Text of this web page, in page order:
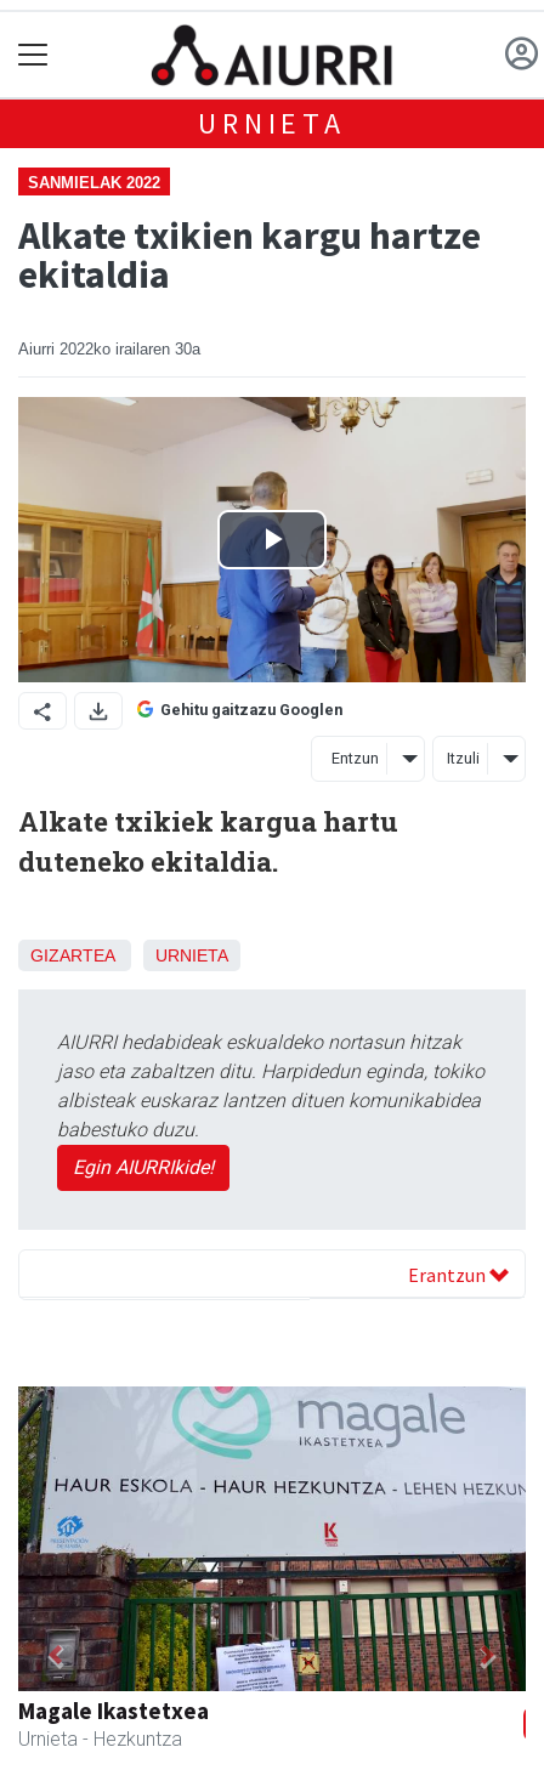
URNIETA
SANMIELAK 2022
Alkate txikien kargu hartze
ekitaldia
Aiurri 2022ko irailaren 30a
Gehitu gaitzazu Googlen
Entzun Itzuli
Alkate txikiek kargua hartu
duteneko ekitaldia.
GIZARTEA URNIETA
AIURRI hedabideak eskualdeko nortasun hitzak
jaso eta zabaltzen ditu. Harpidedun eginda, tokiko
albisteak euskaraz lantzen dituen komunikabidea
babestuko duzu.
Egin AIURRIkide!
Erantzun
Magale Ikastetxea
Urnieta - Hezkuntza
Previous Next